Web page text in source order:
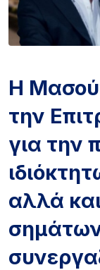
Η
την
για την
αλλά